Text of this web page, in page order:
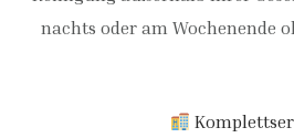
nachts oder am Wochenende